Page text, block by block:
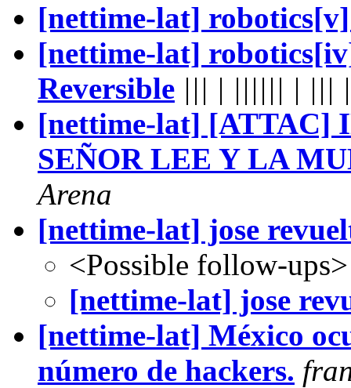
[nettime-lat]
[nettime-lat]
Reversible ||| | |||||| | |||
[nettime-lat] [ATTAC]
SEÑOR LEE Y LA
Arena
[nettime-lat] jose
<Possible follow-ups>
[nettime-lat] jose
[nettime-lat] México
número de hackers.